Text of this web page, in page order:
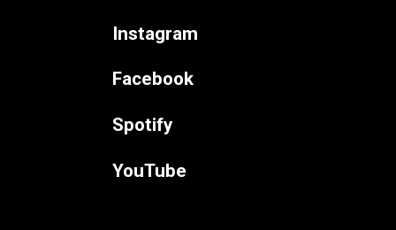
Instagram
Facebook
Spotify
YouTube